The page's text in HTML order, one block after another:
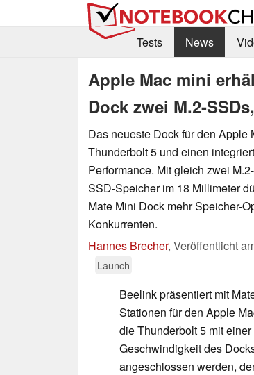
Tests
News
Apple Mac mini
Dock zwei M.2-
Das neueste Dock für den Apple
Thunderbolt 5 und einen
Performance. Mit gleich zwei
SSD-Speicher im 18 Millimeter
Mate Mini Dock mehr Speicher-
Konkurrenten.
Hannes Brecher, Veröffentlicht
Launch
Beelink präsentiert mit
Stationen für den Apple
die Thunderbolt 5 mit
Geschwindigkeit des
angeschlossen werden,